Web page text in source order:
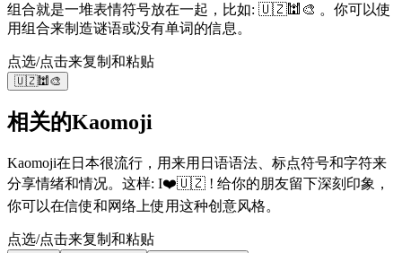
组合就是一堆表情符号放在一起，比如: 🇺🇿🕍🎨 。你可以使
用组合来制造谜语或没有单词的信息。
点选/点击来复制和粘贴
🇺🇿🕍🎨
相关的Kaomoji
Kaomoji在日本很流行，用来用日语语法、标点符号和字符来
分享情绪和情况。这样: I❤️🇺🇿 ! 给你的朋友留下深刻印象，
你可以在信使和网络上使用这种创意风格。
点选/点击来复制和粘贴